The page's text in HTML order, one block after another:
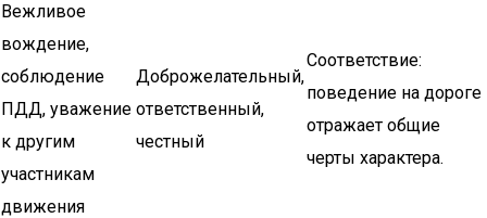
Вежливое
вождение,
соблюдение
ПДД, уважение
к другим
участникам
движения
Доброжелательный,
ответственный,
честный
Соответствие:
поведение на дороге
отражает общие
черты характера.